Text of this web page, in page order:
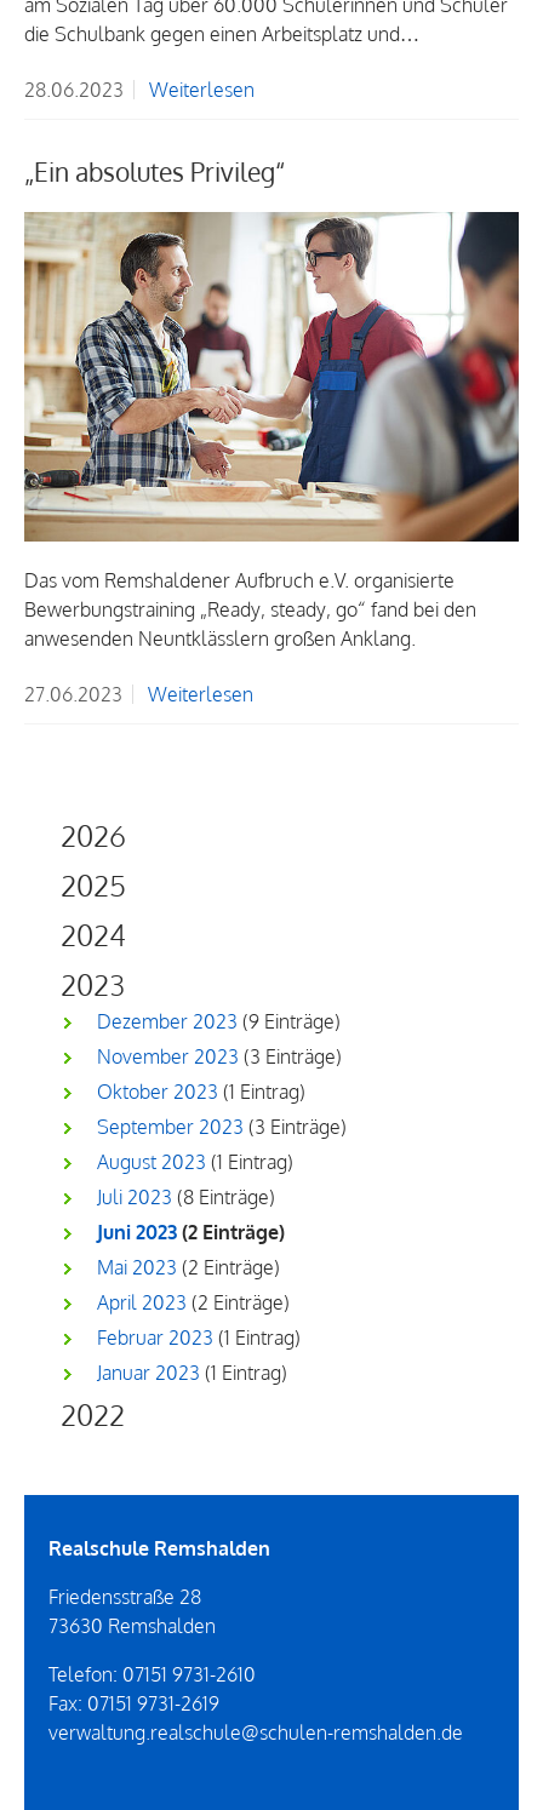
am Sozialen Tag über 60.000 Schülerinnen und Schüler
die Schulbank gegen einen Arbeitsplatz und…
28.06.2023 Weiterlesen
„Ein absolutes Privileg“
Das vom Remshaldener Aufbruch e.V. organisierte
Bewerbungstraining „Ready, steady, go“ fand bei den
anwesenden Neuntklässlern großen Anklang.
27.06.2023 Weiterlesen
2026
2025
2024
2023
Dezember 2023 (9 Einträge)
November 2023 (3 Einträge)
Oktober 2023 (1 Eintrag)
September 2023 (3 Einträge)
August 2023 (1 Eintrag)
Juli 2023 (8 Einträge)
Juni 2023 (2 Einträge)
Mai 2023 (2 Einträge)
April 2023 (2 Einträge)
Februar 2023 (1 Eintrag)
Januar 2023 (1 Eintrag)
2022
Realschule Remshalden
Friedensstraße 28
73630 Remshalden
Telefon: 07151 9731-2610
Fax: 07151 9731-2619
verwaltung.realschule@schulen-remshalden.de